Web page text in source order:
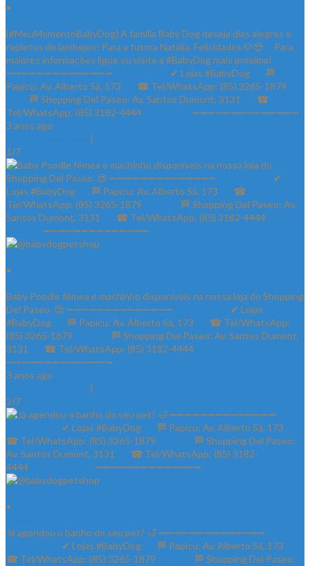
•
{#MeuMomentoBabyDog} A família Baby Dog deseja dias alegres e
repletos de lambejos! Para a tutora Natália. Felicidades 🐶😍 ⠀ Para
maiores informações ligue ou visite a #BabyDog mais próxima! ⠀
➖➖➖➖➖➖➖➖➖➖➖➖➖➖ ⠀⠀⠀⠀⠀⠀⠀⠀✔ Lojas #BabyDog⠀⠀ 🏁
Papicu: Av. Alberto Sá, 173⠀⠀ ☎ Tel/WhatsApp: (85) 3265-1879⠀⠀
⠀⠀⠀ 🏁 Shopping Del Paseo: Av. Santos Dumont, 3131⠀⠀ ☎
Tel/WhatsApp: (85) 3182-4444⠀⠀⠀⠀⠀⠀⠀ ➖➖➖➖➖➖➖➖➖➖➖➖➖➖
3 anos ago
|
1/7
•
Baby Poodle fêmea e machinho disponíveis na nossa loja do Shopping
Del Paseo. 😍 ➖➖➖➖➖➖➖➖➖➖➖➖➖➖ ⠀⠀⠀⠀⠀⠀⠀⠀✔ Lojas
#BabyDog⠀⠀ 🏁 Papicu: Av. Alberto Sá, 173⠀⠀ ☎ Tel/WhatsApp:
(85) 3265-1879⠀⠀ ⠀⠀⠀ 🏁 Shopping Del Paseo: Av. Santos Dumont,
3131⠀⠀ ☎ Tel/WhatsApp: (85) 3182-4444⠀⠀⠀⠀ ⠀⠀⠀⠀⠀
➖➖➖➖➖➖➖➖➖➖➖➖➖➖
3 anos ago
|
2/7
•
Já agendou o banho do seu pet? 🛁 ➖➖➖➖➖➖➖➖➖➖➖➖➖➖
⠀⠀⠀⠀⠀⠀⠀⠀✔ Lojas #BabyDog⠀⠀ 🏁 Papicu: Av. Alberto Sá, 173⠀⠀
☎ Tel/WhatsApp: (85) 3265-1879⠀⠀ ⠀⠀⠀ 🏁 Shopping Del Paseo: